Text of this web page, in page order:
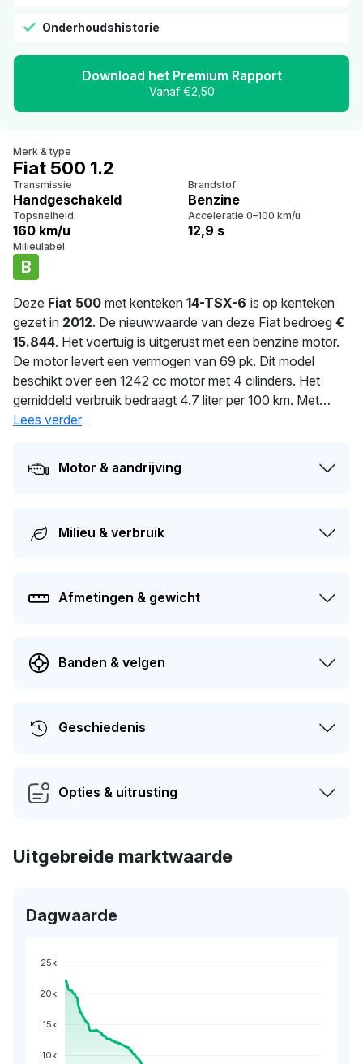
Onderhoudshistorie
Download het Premium Rapport
Vanaf €2,50
Merk & type
Fiat 500 1.2
Transmissie
Handgeschakeld
Brandstof
Benzine
Topsnelheid
160 km/u
Acceleratie 0–100 km/u
12,9 s
Milieulabel
B
Deze Fiat 500 met kenteken 14-TSX-6 is op kenteken
gezet in 2012. De nieuwwaarde van deze Fiat bedroeg €
15.844. Het voertuig is uitgerust met een benzine motor.
De motor levert een vermogen van 69 pk. Dit model
beschikt over een 1242 cc motor met 4 cilinders. Het
gemiddeld verbruik bedraagt 4.7 liter per 100 km. Met
slechts 940 kg is deze auto licht en wendbaar. De auto
volgende APK-keuring staat gepland voor 04-06-2027.
Dit voertuig heeft 4 eigenaren gehad in het verleden. De
Lees verder
Motor & aandrijving
Milieu & verbruik
Afmetingen & gewicht
Banden & velgen
Geschiedenis
Opties & uitrusting
Uitgebreide marktwaarde
Dagwaarde
25k
20k
15k
10k